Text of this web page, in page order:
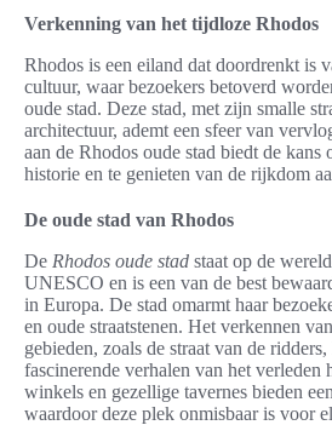
Verkenning van het tijdloze Rhodos
Rhodos is een eiland dat doordrenkt is
cultuur, waar bezoekers betoverd
oude stad. Deze stad, met zijn smalle
architectuur, ademt een sfeer van
aan de Rhodos oude stad biedt de kans
historie en te genieten van de rijkdom
De oude stad van Rhodos
De Rhodos oude stad staat op de
UNESCO en is een van de best
in Europa. De stad omarmt haar
en oude straatstenen. Het verkennen
gebieden, zoals de straat van de
fascinerende verhalen van het verleden
winkels en gezellige tavernes bieden
waardoor deze plek onmisbaar is voor